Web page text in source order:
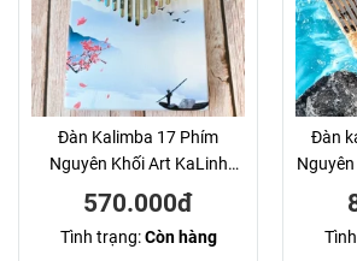
Đàn Kalimba 17 Phím
Nguyên Khối Art KaLinh
Thuyền Trắng
570.000đ
Tình trạng:Còn hàng
Đàn